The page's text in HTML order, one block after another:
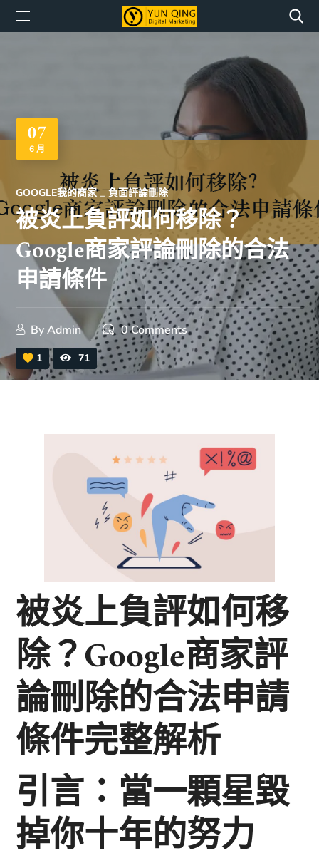
07
6 月
GOOGLE我的商家 負面評論刪除
被炎上負評如何移除？
Google商家評論刪除的合法
申請條件
ByAdmin 0 Comments
1 71
被炎上負評如何移
除？Google商家評
論刪除的合法申請
條件完整解析
引言：當一顆星毀
掉你十年的努力